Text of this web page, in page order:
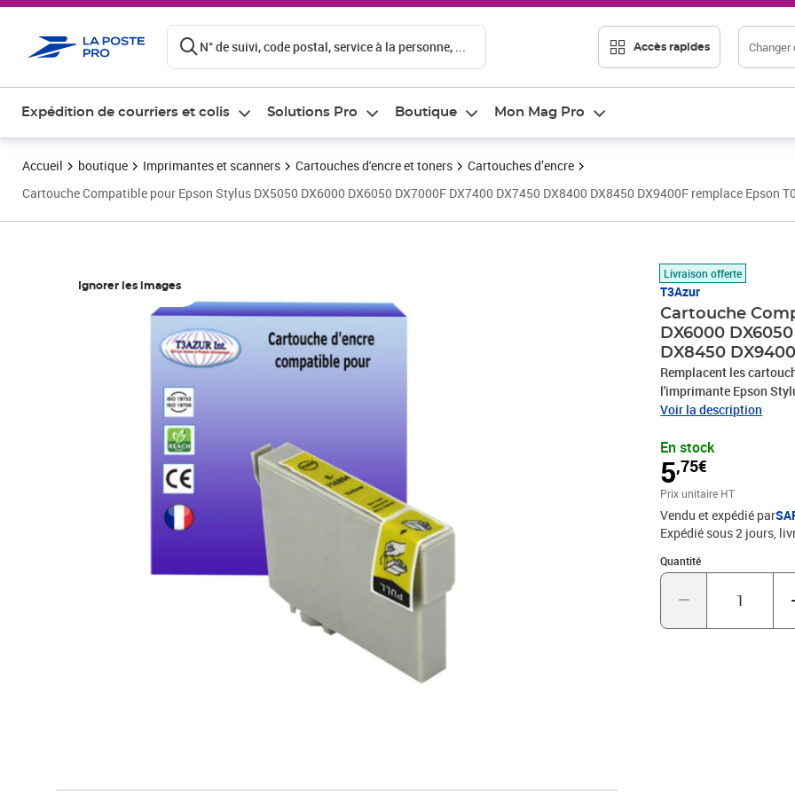
N° de suivi, code postal, service à la personne, ... Accès rapides Changer
Expédition de courriers et colis Solutions Pro Boutique Mon Mag Pro
Accueil boutique Imprimantes et scanners Cartouches d'encre et toners
Cartouches d’encre
Cartouche Compatible pour Epson Stylus DX5050 DX6000 DX6050 DX7000F DX7400 DX7450 DX8400 DX8450 DX9400F remplace Epson
Ignorer les images
Livraison offerte
T3Azur
Cartouche
DX6000
DX8450
Remplacent les cartouches
l'imprimante Epson
DX4400, DX4450,
BX3450F, BX600FW,
SX200, SX205, SX209,
SX510W, SX515W,
rendement de 5% ,
STMC, CE, ROHS -
excellence qualité
Voir la description
En stock
5,75€
Prix 5,75€
Prix unitaire HT
Vendu et expédié par
Expédié sous 2 jours
Quantité
Quantité : 1